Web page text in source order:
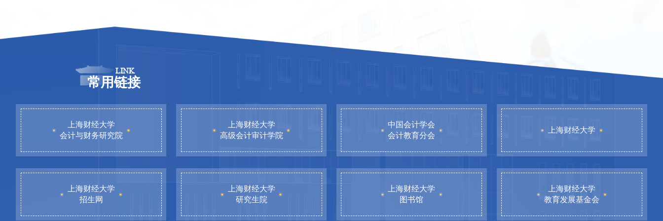
LINK
常用链接
上海财经大学
会计与财务研究院
上海财经大学
高级会计审计学院
中国会计学会
会计教育分会
上海财经大学
上海财经大学
招生网
上海财经大学
研究生院
上海财经大学
图书馆
上海财经大学
教育发展基金会